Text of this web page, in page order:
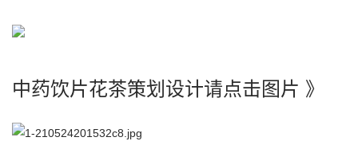
中药饮片花茶策划设计请点击图片 》